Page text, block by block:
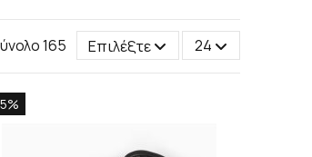
165 Επιλέξτε 24